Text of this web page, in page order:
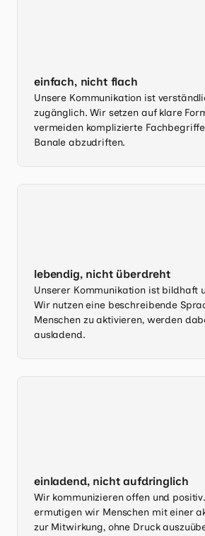
einfach, nicht flach
Unsere Kommunikation ist
zugänglich. Wir setzen auf klare
vermeiden komplizierte
Banale abzudriften.
lebendig, nicht überdreht
Unserer Kommunikation ist bildhaft
Wir nutzen eine beschreibende
Menschen zu aktivieren, werden
ausladend.
einladend, nicht aufdringlich
Wir kommunizieren offen und
ermutigen wir Menschen mit einer
zur Mitwirkung, ohne Druck